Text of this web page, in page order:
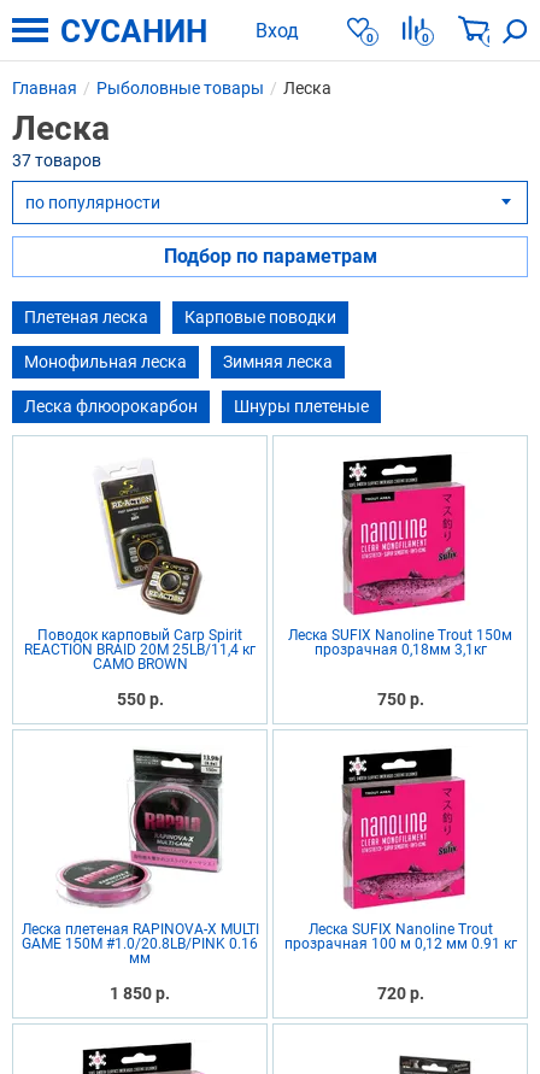
Вход 0 0 0
СУСАНИН
Главная Рыболовные товары Леска
Леска
37 товаров
по популярности
▾
Подбор по параметрам
Плетеная леска Карповые поводки
Монофильная леска Зимняя леска
Леска флюорокарбон Шнуры плетеные
Поводок карповый Carp Spirit
REACTION BRAID 20M 25LB/11,4 кг
CAMO BROWN
550 р.
Леска SUFIX Nanoline Trout 150м
прозрачная 0,18мм 3,1кг
750 р.
Леска плетеная RAPINOVA-X MULTI
GAME 150M #1.0/20.8LB/PINK 0.16
мм
1 850 р.
Леска SUFIX Nanoline Trout
прозрачная 100 м 0,12 мм 0.91 кг
720 р.